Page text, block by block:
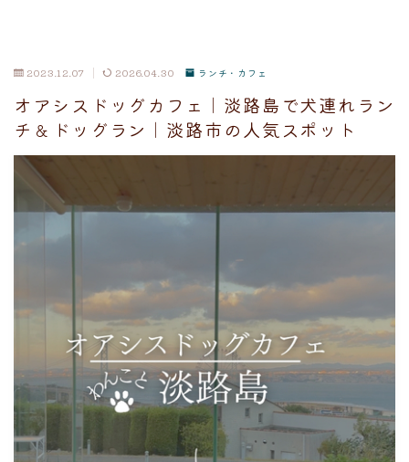
2023.12.07 2026.04.30 ランチ・カフェ
オアシスドッグカフェ｜淡路島で犬連れラン
チ＆ドッグラン｜淡路市の人気スポット